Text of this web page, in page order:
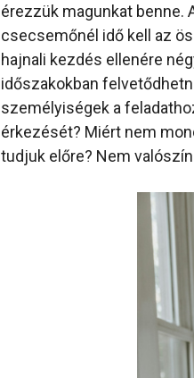
érezzük magunkat benne.
csecsemőnél idő kell az
hajnali kezdés ellenére
időszakokban
személyiségek a
érkezését? Miért nem
tudjuk előre? Nem